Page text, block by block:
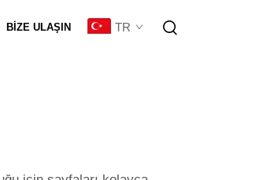
BIZE ULAŞIN TR